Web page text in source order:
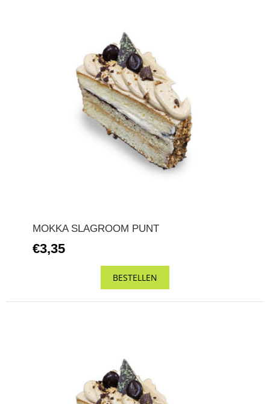
MOKKA SLAGROOM PUNT
€3,35